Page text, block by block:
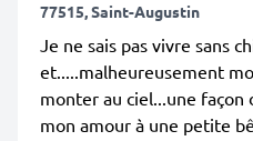
77515, Saint-Augustin
Je ne sais pas vivre sans
et.....malheureusement
monter au ciel...une façon
mon amour à une petite